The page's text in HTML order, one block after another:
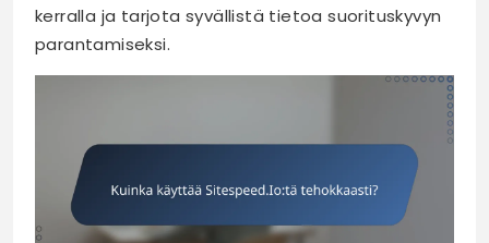
kerralla ja tarjota syvällistä tietoa suorituskyvyn
parantamiseksi.